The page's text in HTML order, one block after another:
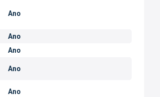
Ano
Ano
Ano
Ano
Ano